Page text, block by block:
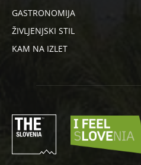
GASTRONOMIJA
ŽIVLJENJSKI STIL
KAM NA IZLET